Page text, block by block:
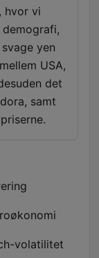
hvor vi
yen
USA,
det
samt
volatilitet